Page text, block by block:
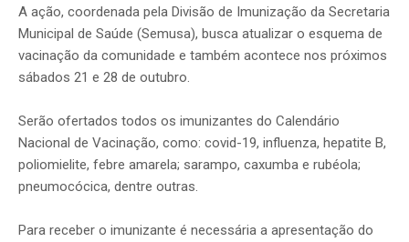
A ação, coordenada pela Divisão de Imunização da Secretaria
Municipal de Saúde (Semusa), busca atualizar o esquema de
vacinação da comunidade e também acontece nos próximos
sábados 21 e 28 de outubro.
Serão ofertados todos os imunizantes do Calendário
Nacional de Vacinação, como: covid-19, influenza, hepatite B,
poliomielite, febre amarela; sarampo, caxumba e rubéola;
pneumocócica, dentre outras.
Para receber o imunizante é necessária a apresentação do